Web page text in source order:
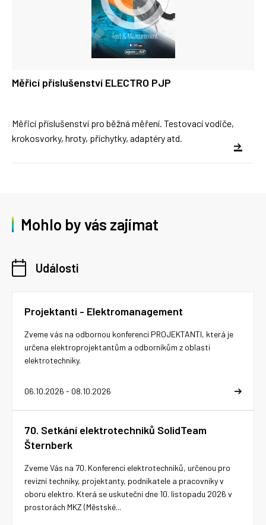
Měřicí příslušenství ELECTRO PJP
Měřicí příslušenství pro běžná měření. Testovací vodiče,
krokosvorky, hroty, příchytky, adaptéry atd.
Mohlo by vás zajímat
Události
Projektanti - Elektromanagement
06.10.2026 - 08.10.2026
Zveme vás na odbornou konferenci PROJEKTANTI, která je
určena elektroprojektantům a odborníkům z oblasti
elektrotechniky.
70. Setkání elektrotechniků SolidTeam
Šternberk
Zveme Vás na 70. Konferenci elektrotechniků, určenou pro
revizní techniky, projektanty, podnikatele a pracovníky v
oboru elektro. Která se uskuteční dne 10. listopadu 2026 v
prostorách MKZ (Městské...